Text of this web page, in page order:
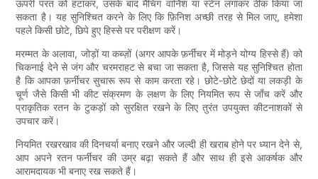
ऊपरी परत को हटाकर, उसके बाद मैचिंग वार्निश या स्टेन लगाकर ठीक किया जा
सकता है। यह सुनिश्चित करने के लिए कि फ़िनिश अच्छी तरह से मिल जाए, हमेशा
पहले किसी छोटे, छिपे हुए हिस्से पर परीक्षण करें।
मरम्मत के अलावा, जोड़ों या कब्ज़ों (अगर आपके फ़र्नीचर में मोड़ने योग्य हिस्से हैं) को
चिकनाई देने से जंग और चरमराहट से बचा जा सकता है, जिससे यह सुनिश्चित होता
है कि आपका फ़र्नीचर सुचारू रूप से काम करता रहे। छोटे-छोटे छेदों या लकड़ी के
चूर्ण जैसे किसी भी कीट संक्रमण के लक्षण के लिए नियमित रूप से जाँच करें और
प्राकृतिक रतन के टुकड़ों को सुरक्षित रखने के लिए तुरंत उपयुक्त कीटनाशकों से
उपचार करें।
नियमित रखरखाव की दिनचर्या बनाए रखने और जल्दी ही खराब होने पर ध्यान देने से,
आप अपने रतन फर्नीचर की उम्र बढ़ा सकते हैं और साथ ही इसे आकर्षक और
आरामदायक भी बनाए रख सकते हैं।